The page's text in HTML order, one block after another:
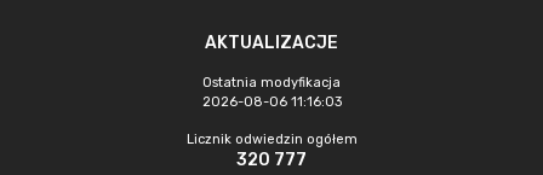
AKTUALIZACJE
Ostatnia modyfikacja
2026-08-06 11:16:03
Licznik odwiedzin ogółem
320 777